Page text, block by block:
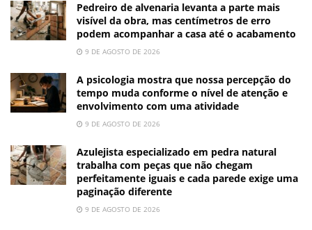
Pedreiro de alvenaria levanta a parte mais
visível da obra, mas centímetros de erro
podem acompanhar a casa até o acabamento
9 DE AGOSTO DE 2026
A psicologia mostra que nossa percepção do
tempo muda conforme o nível de atenção e
envolvimento com uma atividade
9 DE AGOSTO DE 2026
Azulejista especializado em pedra natural
trabalha com peças que não chegam
perfeitamente iguais e cada parede exige uma
paginação diferente
9 DE AGOSTO DE 2026